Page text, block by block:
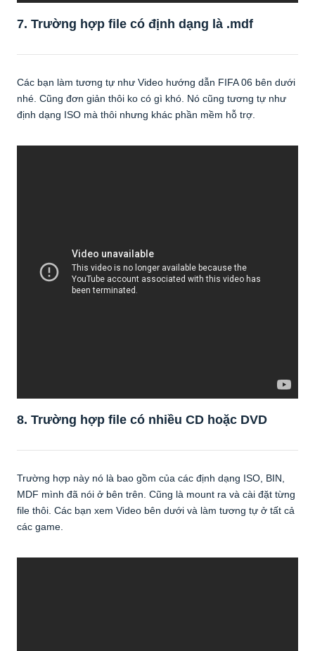
7. Trường hợp file có định dạng là .mdf
Các bạn làm tương tự như Video hướng dẫn FIFA 06 bên dưới
nhé. Cũng đơn giản thôi ko có gì khó. Nó cũng tương tự như
định dạng ISO mà thôi nhưng khác phần mềm hỗ trợ.
8. Trường hợp file có nhiều CD hoặc DVD
Trường hợp này nó là bao gồm của các định dạng ISO, BIN,
MDF mình đã nói ở bên trên. Cũng là mount ra và cài đặt từng
file thôi. Các bạn xem Video bên dưới và làm tương tự ở tất cả
các game.